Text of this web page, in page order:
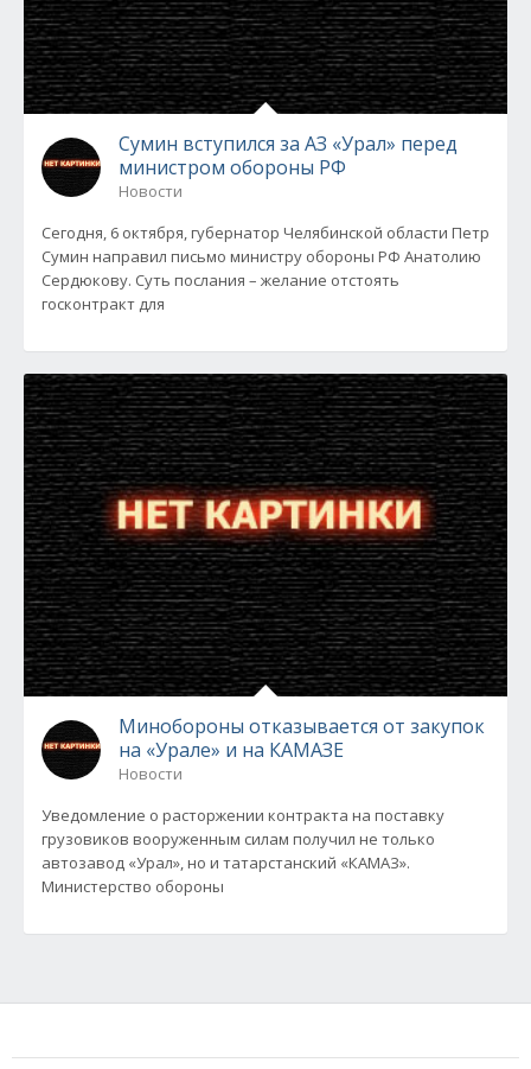
Сумин вступился за АЗ «Урал» перед
министром обороны РФ
Новости
Сегодня, 6 октября, губернатор Челябинской области Петр
Сумин направил письмо министру обороны РФ Анатолию
Сердюкову. Суть послания – желание отстоять
госконтракт для
Минобороны отказывается от закупок
на «Урале» и на КАМАЗЕ
Новости
Уведомление о расторжении контракта на поставку
грузовиков вооруженным силам получил не только
автозавод «Урал», но и татарстанский «КАМАЗ».
Министерство обороны